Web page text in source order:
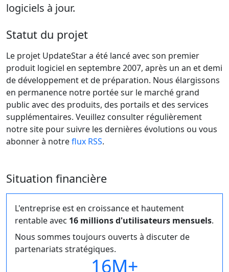
logiciels à jour.
Statut du projet
Le projet UpdateStar a été lancé avec son premier
produit logiciel en septembre 2007, après un an et demi
de développement et de préparation. Nous élargissons
en permanence notre portée sur le marché grand
public avec des produits, des portails et des services
supplémentaires. Veuillez consulter régulièrement
notre site pour suivre les dernières évolutions ou vous
abonner à notreflux RSS.
Situation financière
L'entreprise est en croissance et hautement
rentable avec 16 millions d'utilisateurs mensuels.
Nous sommes toujours ouverts à discuter de
partenariats stratégiques.
16M+